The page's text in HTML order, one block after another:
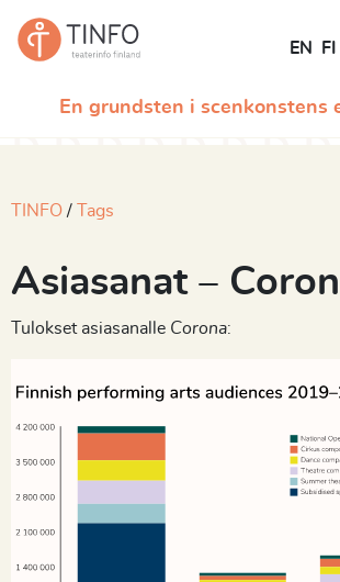
En grundsten i scenkonstens
EN FI
TINFO Tags
Asiasanat –
Tulokset asiasanalle Corona: